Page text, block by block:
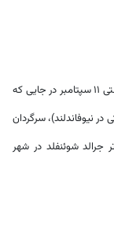
داستانی متفاوت از 7000 مسافری که پس از حملات تروریستی 11 سپتامبر در جایی که
نیوفاندلند)، سرگردان
جرالد شوئنفلد در شهر